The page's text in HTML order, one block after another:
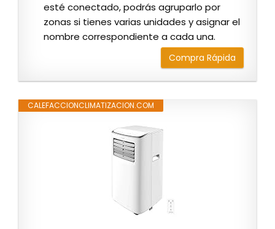
esté conectado, podrás agruparlo por
zonas si tienes varias unidades y asignar el
nombre correspondiente a cada una.
Compra Rápida
CALEFACCIONCLIMATIZACION.COM